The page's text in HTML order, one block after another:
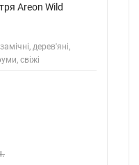
Areon Wild
дерев'яні,
свіжі